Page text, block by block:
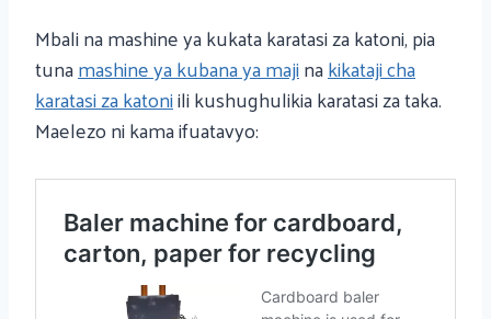
Mbali na mashine ya kukata karatasi za katoni, pia
tunamashine ya kubana ya majinakikataji cha
karatasi za katoniili kushughulikia karatasi za taka.
Maelezo ni kama ifuatavyo: